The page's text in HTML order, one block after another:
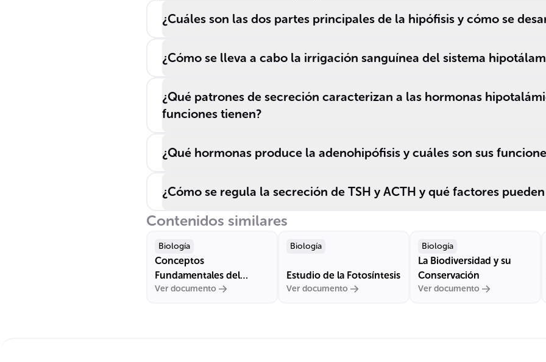
¿Cuáles son las dos partes principales de la hipófisis y cómo se
¿Cómo se lleva a cabo la irrigación sanguínea del sistema
¿Qué patrones de secreción caracterizan a las hormonas
funciones tienen?
¿Qué hormonas produce la adenohipófisis y cuáles son sus
¿Cómo se regula la secreción de TSH y ACTH y qué factores
Contenidos similares
Biología
Conceptos
Fundamentales del
Metabolismo
Ver documento
Biología
Estudio de la Fotosíntesis
Ver documento
Biología
La Biodiversidad y su
Conservación
Ver documento